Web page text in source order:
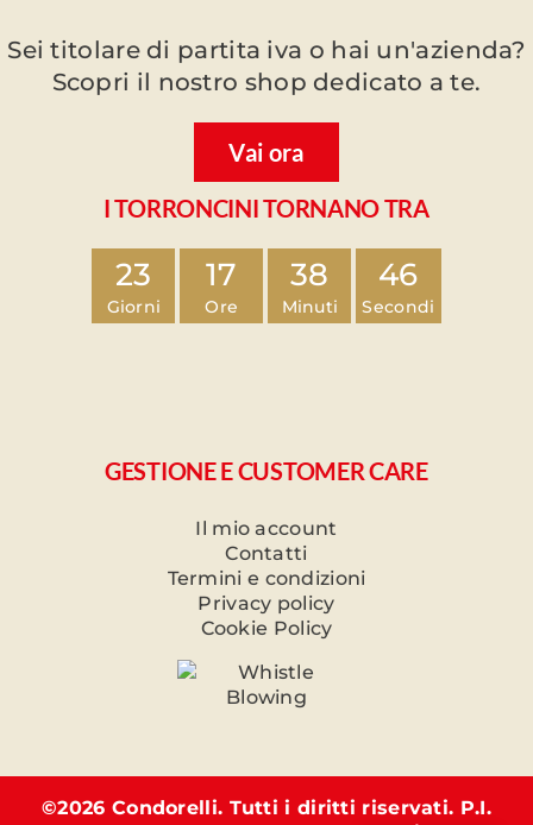
Sei titolare di partita iva o hai un'azienda?
Scopri il nostro shop dedicato a te.
Vai ora
I TORRONCINI TORNANO TRA
23
Giorni
17
Ore
38
Minuti
46
Secondi
GESTIONE E CUSTOMER CARE
Il mio account
Contatti
Termini e condizioni
Privacy policy
Cookie Policy
©2026 Condorelli. Tutti i diritti riservati. P.I.